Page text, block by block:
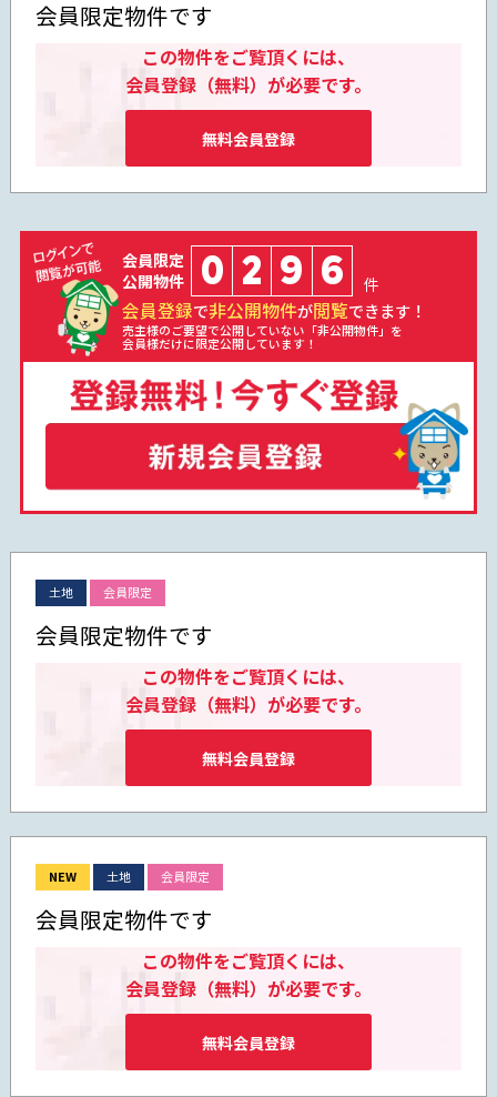
会員限定物件です
この物件をご覧頂くには、
会員登録（無料）が必要です。
無料会員登録
会員限定
公開物件
0 2 9 6 件
会員登録で非公開物件が閲覧できます！
売主様のご要望で公開していない「非公開物件」を
会員様だけに限定公開しています！
土地 会員限定
会員限定物件です
この物件をご覧頂くには、
会員登録（無料）が必要です。
無料会員登録
NEW 土地 会員限定
会員限定物件です
この物件をご覧頂くには、
会員登録（無料）が必要です。
無料会員登録